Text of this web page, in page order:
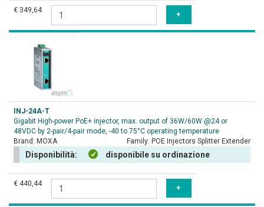
€ 349,64
INJ-24A-T
Gigabit High-power PoE+ injector, max. output of 36W/60W @24 or
48VDC by 2-pair/4-pair mode, -40 to 75°C operating temperature
Brand: MOXA Family: POE Injectors Splitter Extender
Disponibilità: disponibile su ordinazione
€ 440,44